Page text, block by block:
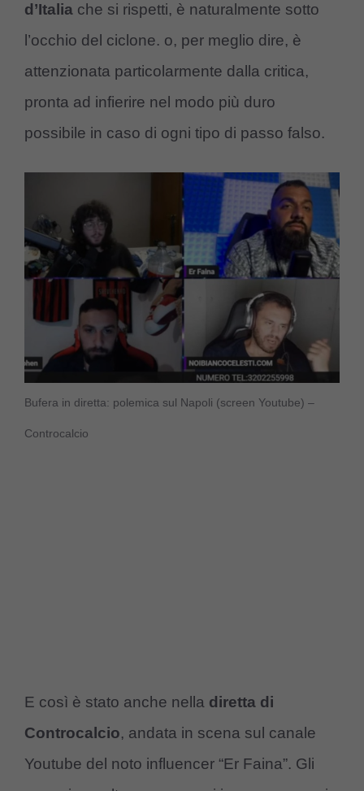
d’Italia che si rispetti, è naturalmente sotto
l’occhio del ciclone. o, per meglio dire, è
attenzionata particolarmente dalla critica,
pronta ad infierire nel modo più duro
possibile in caso di ogni tipo di passo falso.
Bufera in diretta: polemica sul Napoli (screen Youtube) –
Controcalcio
E così è stato anche nella diretta di
Controcalcio, andata in scena sul canale
Youtube del noto influencer “Er Faina”. Gli